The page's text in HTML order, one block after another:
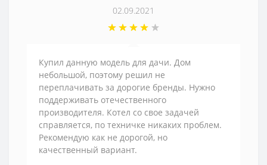
02.09.2021
Купил данную модель для дачи. Дом
небольшой, поэтому решил не
переплачивать за дорогие бренды. Нужно
поддерживать отечественного
производителя. Котел со свое задачей
справляется, по техничке никаких проблем.
Рекомендую как не дорогой, но
качественный вариант.